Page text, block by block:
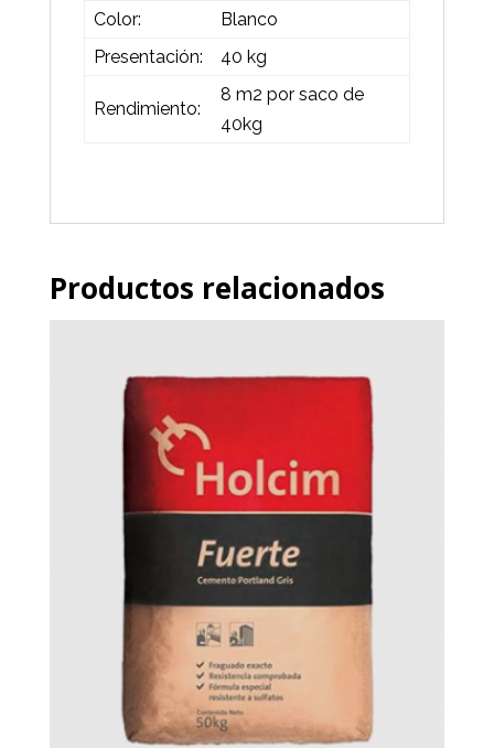
Color:
Blanco
Presentación:
40 kg
Rendimiento:
8 m2 por saco de
40kg
Productos relacionados